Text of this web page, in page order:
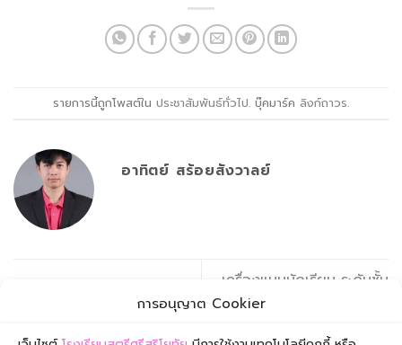
การอนุญาต Cookier
รายการนี้ถูกโพสต์ใน ประชาสัมพันธ์ทั่วไป. บุ๊คมาร์ค ลิงก์ถาวร.
อาทิตย์ สร้อยสังวาลย์
โรงเรียน โดยวีธีเฉพาะเจาะจง
เครื่องแบบนักเรียน ระดับชั้น
มัธยมศึกษาตอนต้นและตอน